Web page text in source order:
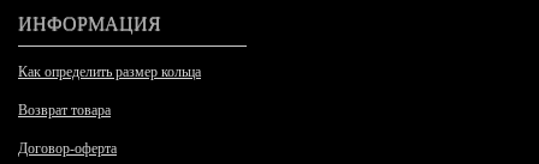
ИНФОРМАЦИЯ
Как определить размер кольца
Возврат товара
Договор-оферта